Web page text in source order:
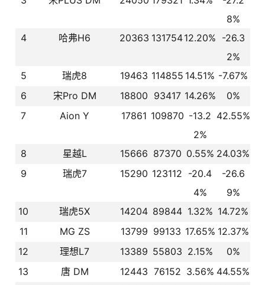
8%
4
哈弗H6 20363 13175412.20% -26.3
2%
5
瑞虎8 19463 114855 14.51% -7.67%
6
宋Pro DM 18800 93417 14.26%
0%
7
Aion Y 17861 109870 -13.2
2%
42.55%
8 星越L 15666 87370 0.55% 24.03%
9
瑞虎7 15290 123112 -20.4
4%
-26.6
9%
10
瑞虎5X 14204 89844 1.32% 14.72%
11
MG ZS 13799 99133 17.65% 12.37%
12
理想L7 13389 55803 2.15%
0%
13
唐 DM 12443 76152 3.56% 44.55%